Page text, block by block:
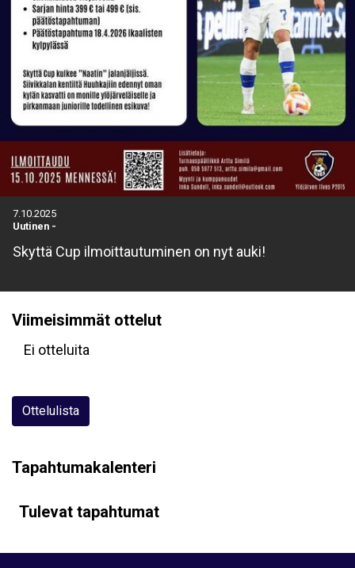
7.10.2025
Uutinen -
Skyttä Cup ilmoittautuminen on nyt auki!
Viimeisimmät ottelut
Ei otteluita
Ottelulista
Tapahtumakalenteri
Tulevat tapahtumat